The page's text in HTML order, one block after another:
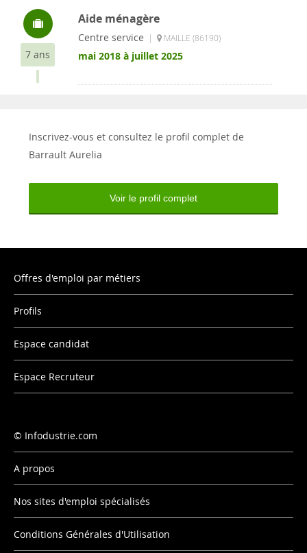
7 ans
Aide ménagère
Centre service | MAILLE (86190)
mai 2018 à juillet 2025
Inscrivez-vous et consultez le profil complet de
Barrault Aurelia
Voir le profil complet
Offres d'emploi par métiers
Profils
Espace candidat
Espace Recruteur
Infodustrie.com
A propos
Nos sites d'emploi spécialisés
Conditions Générales d'Utilisation